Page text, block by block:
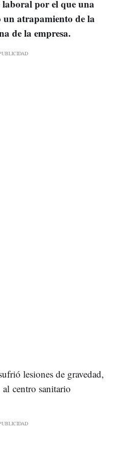
laboral por el que una
atrapamiento de la
de la empresa.
lesiones de gravedad,
centro sanitario